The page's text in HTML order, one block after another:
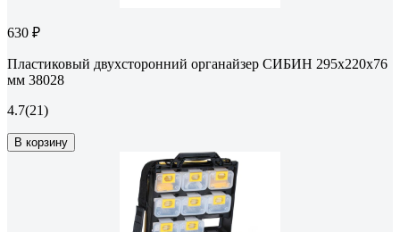
630 ₽
Пластиковый двухсторонний органайзер СИБИН 295x220x76
мм 38028
4.7(21)
В корзину